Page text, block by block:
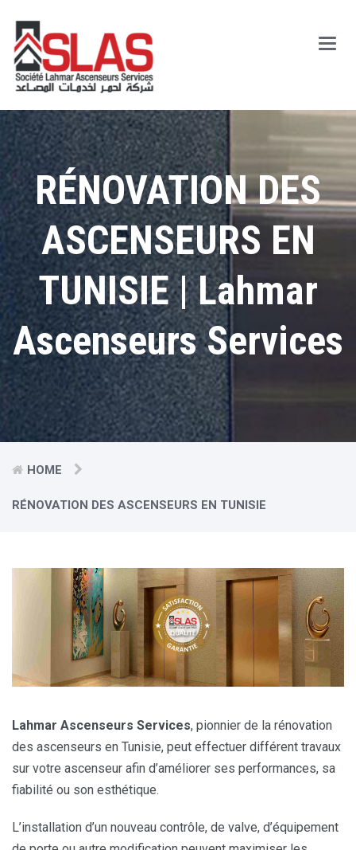
Main
RÉNOVATION DES
ASCENSEURS EN
TUNISIE | Lahmar
Ascenseurs Services
HOME
RÉNOVATION DES ASCENSEURS EN TUNISIE
Lahmar Ascenseurs Services, pionnier de la rénovation
des ascenseurs en Tunisie, peut effectuer différent travaux
sur votre ascenseur afin d’améliorer ses performances, sa
fiabilité ou son esthétique.
L’installation d’un nouveau contrôle, de valve, d’équipement